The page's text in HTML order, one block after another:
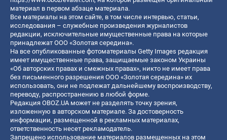
материал в первом абзаце материала.
Все материалы на этом сайте, в том числе интервью, статьи,
исследования – служебные произведения журналистов
редакции, исключительные имущественные права на которые
принадлежат ООО «Золотая середина».
На все опубликованные фотоматериалы Getty Images редакция
имеет имущественные права, защищаемые законом Украины
«Об авторских правах и смежных правах», никто не имеет права
без письменного разрешения ООО «Золотая середина» их
использовать, они не подлежат дальнейшему воспроизводству,
переводу, распространению в любой форме.
Редакция OBOZ.UA может не разделять точку зрения,
изложенную в авторском материале. За достоверность
информации, размещенной в рекламных материалах,
ответственность несет рекламодатель.
Запрещено использование материалов размещенных на этом